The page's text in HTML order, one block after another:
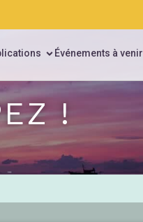
Événements à venir
!